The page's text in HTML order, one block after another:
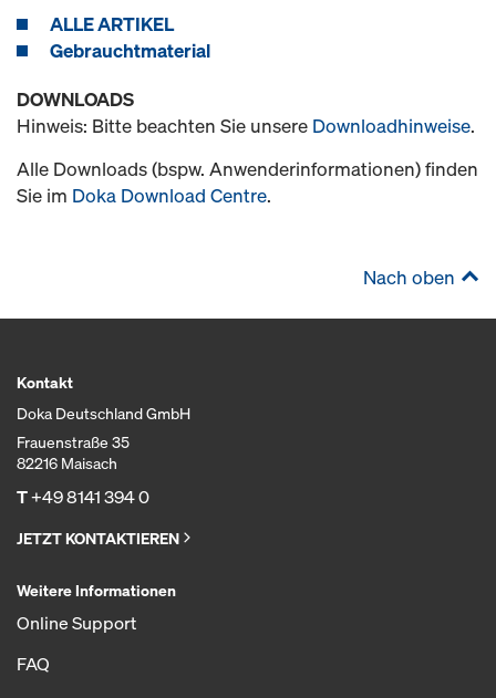
ALLE ARTIKEL
Gebrauchtmaterial
DOWNLOADS
Hinweis: Bitte beachten Sie unsere Downloadhinweise.
Alle Downloads (bspw. Anwenderinformationen) finden
Sie im Doka Download Centre.
Nach oben
Kontakt
Doka Deutschland GmbH
Frauenstraße 35
82216 Maisach
T+49 8141 394 0
JETZT KONTAKTIEREN
Weitere Informationen
Online Support
FAQ